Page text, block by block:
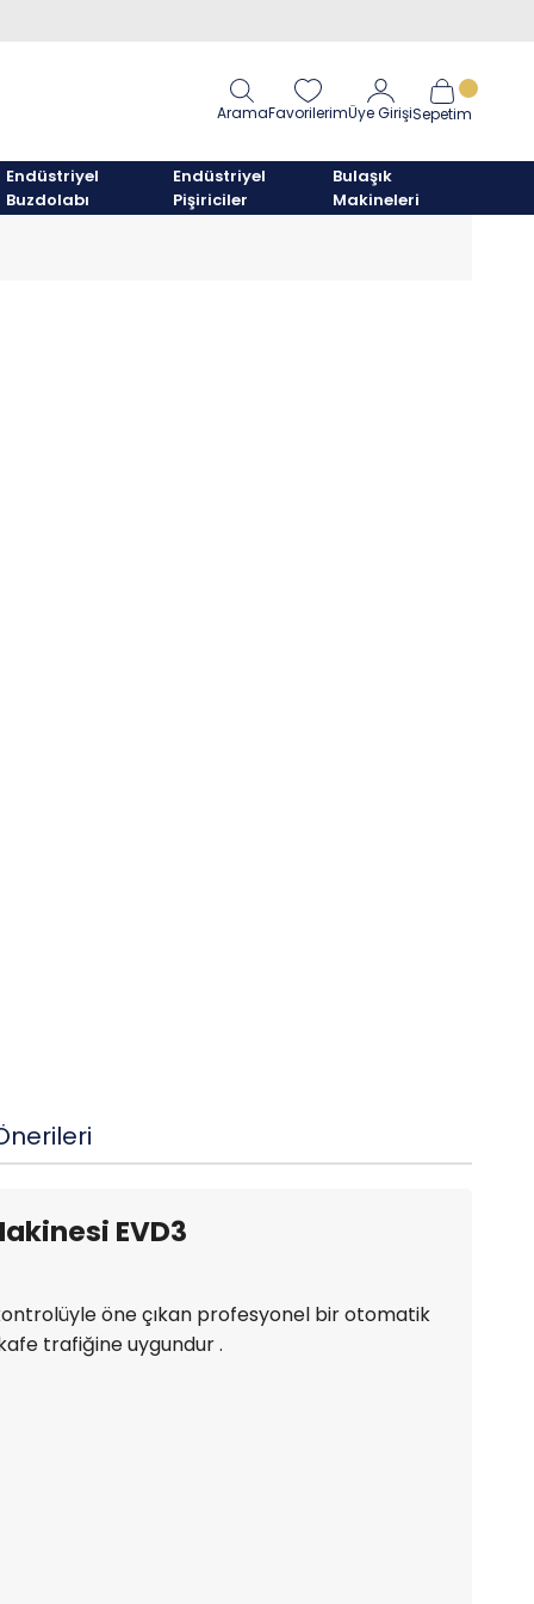
AramaFavorilerimÜye GirişiSepetim
Endüstriyel
Buzdolabı
Endüstriyel
Pişiriciler
Bulaşık
Makineleri
EVD3
kontrolüyle öne çıkan profesyonel bir otomatik
trafiğine uygundur .